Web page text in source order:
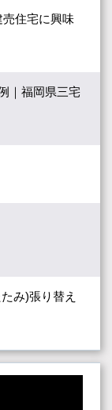
住宅に興味
｜福岡県三宅
み)張り替え